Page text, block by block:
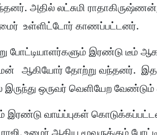
அதில் லட்சுமி ராதாகிருஷ்ணன்,
உள்ளிட்டோர் காணப்பட்டனர்.
போட்டியாளர்களும் இரண்டு டீம்
ராமன் ஆகியோர் தோற்று வந்தனர்.
ஒருவர் வெளியேற வேண்டும்
இரண்டு வாய்ப்புகள்
உமைர் ஆகிய மூவருக்கும்